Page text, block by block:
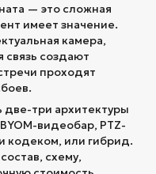
— это сложная
имеет значение.
камера,
создают
проходят
три архитектуры
видеобар, PTZ-
кодеком, или гибрид.
схему,